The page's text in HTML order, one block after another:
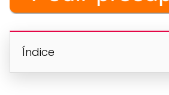
Índice